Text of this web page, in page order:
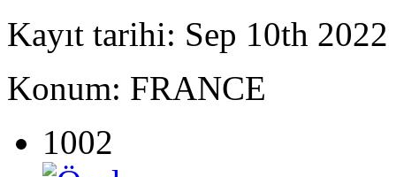
Kayıt tarihi: Sep 10th 2022
Konum: FRANCE
1002